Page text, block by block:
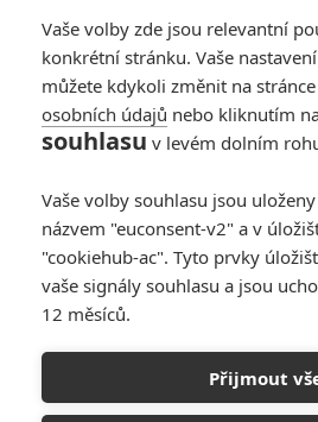
PŘIDAT NOVÝ KOMENTÁŘ
Pro psaní komentářů, se přihlašte.
RECENZE FILMŮ
10
Recenze:
Schnirch
narůžovo
Vaše volby zde jsou relevantní
konkrétní stránku. Vaše
můžete kdykoli změnit na
osobních údajů nebo kliknutím
souhlasu v levém dolním
Vaše volby souhlasu jsou
názvem "euconsent-v2" a v
"cookiehub-ac". Tyto prvky
vaše signály souhlasu a jsou
12 měsíců.
Přijmout